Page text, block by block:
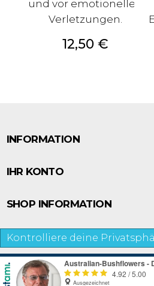
und vor emotionellen
Verletzungen.
Preis
12,50 €
INFORMATION
IHR KONTO
SHOP INFORMATION
Kontrolliere deine